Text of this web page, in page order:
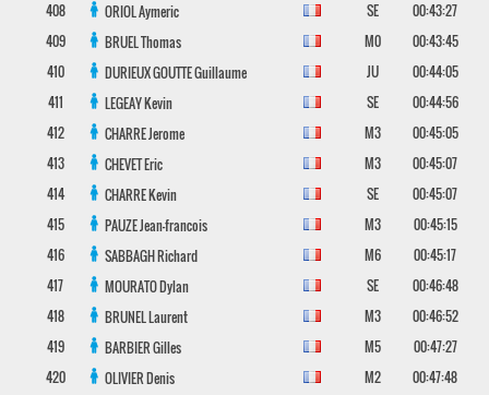
408
ORIOLAymeric SE
00:43:27
409
BRUELThomas M0
00:43:45
410
DURIEUX GOUTTEGuillaume JU
00:44:05
411
LEGEAYKevin SE
00:44:56
412
CHARREJerome M3
00:45:05
413
CHEVETEric M3
00:45:07
414
CHARREKevin SE
00:45:07
415
PAUZEJean-francois M3
00:45:15
416
SABBAGHRichard M6
00:45:17
417
MOURATODylan SE
00:46:48
418
BRUNELLaurent M3
00:46:52
419
BARBIERGilles M5
00:47:27
420
OLIVIERDenis M2
00:47:48